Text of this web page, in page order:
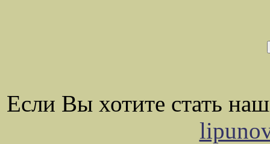
Если Вы хотите стать